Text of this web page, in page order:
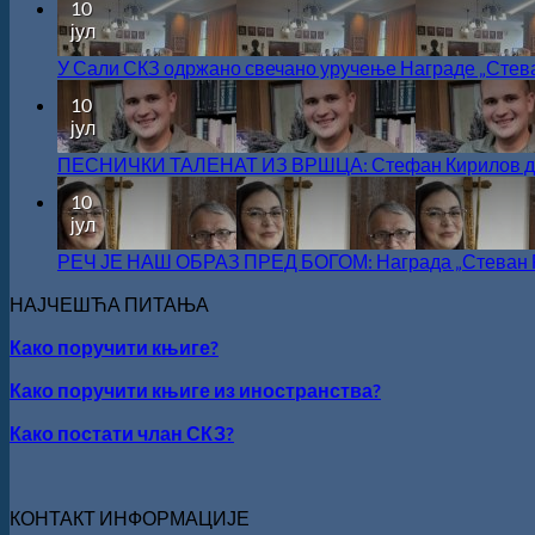
10
јул
У Сали СКЗ одржано свечано уручење Награде
10
јул
ПЕСНИЧКИ ТАЛЕНАТ ИЗ ВРШЦА: Стефан Кирилов
10
јул
РЕЧ ЈЕ НАШ ОБРАЗ ПРЕД БОГОМ: Награда „Стеван
НАЈЧЕШЋА ПИТАЊА
Како поручити књиге?
Како поручити књиге из иностранства?
Како постати члан СКЗ?
КОНТАКТ ИНФОРМАЦИЈЕ